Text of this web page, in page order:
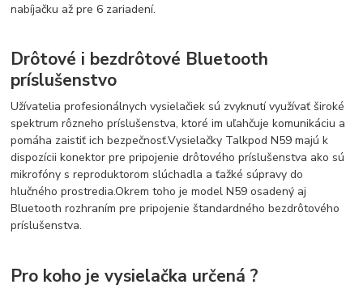
nabíjačku až pre 6 zariadení.
Drôtové i bezdrôtové Bluetooth
príslušenstvo
Užívatelia profesionálnych vysielačiek sú zvyknutí využívať široké
spektrum rôzneho príslušenstva, ktoré im uľahčuje komunikáciu a
pomáha zaistiť ich bezpečnosť.Vysielačky Talkpod N59 majú k
dispozícii konektor pre pripojenie drôtového príslušenstva ako sú
mikrofóny s reproduktorom slúchadla a ťažké súpravy do
hlučného prostredia.Okrem toho je model N59 osadený aj
Bluetooth rozhraním pre pripojenie štandardného bezdrôtového
príslušenstva.
Pro koho je vysielačka určená ?